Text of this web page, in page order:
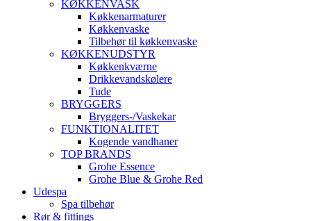
KØKKENVASK
Køkkenarmaturer
Køkkenvaske
Tilbehør til køkkenvaske
KØKKENUDSTYR
Køkkenkværne
Drikkevandskølere
Tude
BRYGGERS
Bryggers-/Vaskekar
FUNKTIONALITET
Kogende vandhaner
TOP BRANDS
Grohe Essence
Grohe Blue & Grohe Red
Udespa
Spa tilbehør
Rør & fittings